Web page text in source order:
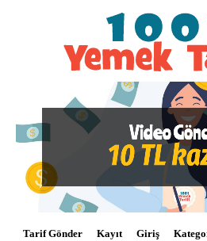
Tarif Gönder Kayıt Giriş